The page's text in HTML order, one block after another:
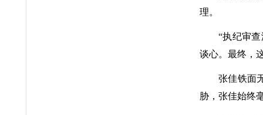
理。
“执纪审
谈心。最终，
张佳铁面
胁，张佳始终